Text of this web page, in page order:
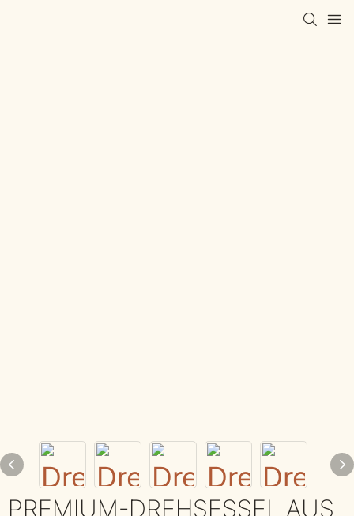
PREMIUM-DREHSESSEL AUS